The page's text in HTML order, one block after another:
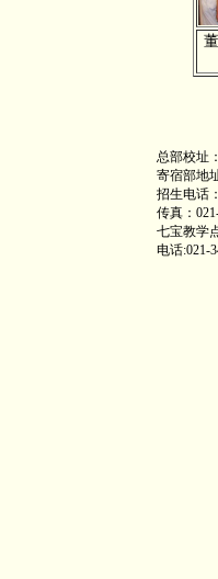
总部校址
寄宿部地
招生电话
传真：
七宝教学
电话:021-